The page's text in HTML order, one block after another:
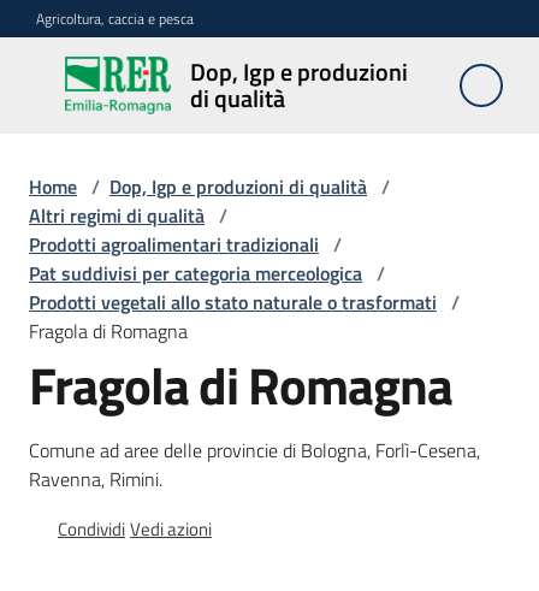
Vai al contenuto
Vai alla navigazione
Vai al footer
Agricoltura, caccia e pesca
Dop, Igp e produzioni
di qualità
Dop, Igp e
produzioni
Prodotti
Dop,
Igp,
Stg
agroalimentari
Docg,
Doc
Home / Dop, Igp e produzioni di qualità /
Altri regimi di qualità /
Prodotti agroalimentari tradizionali /
Pat suddivisi per categoria merceologica /
Prodotti vegetali allo stato naturale o trasformati /
Fragola di Romagna
Fragola di Romagna
Comune ad aree delle provincie di Bologna, Forlì-Cesena,
Ravenna, Rimini.
CondividiVedi azioni